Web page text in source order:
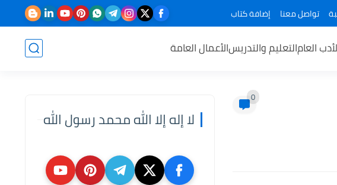
تواصل معنا إضافة كتاب
العامالتعليم والتدريسالأعمال العامة
0
لا إله إلا الله محمد رسول الله